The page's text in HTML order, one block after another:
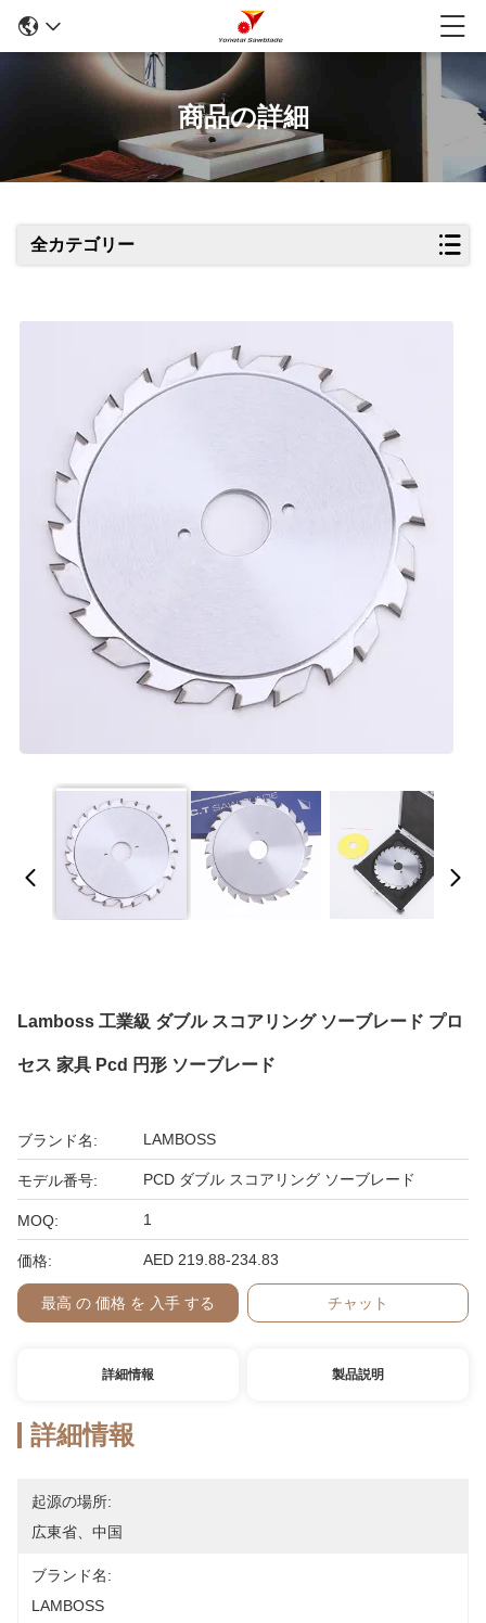
商品の詳細
全カテゴリー
Lamboss 工業級 ダブル スコアリング ソーブレード プロ
セス 家具 Pcd 円形 ソーブレード
ブランド名: LAMBOSS
モデル番号: PCD ダブル スコアリング ソーブレード
MOQ: 1
価格: AED 219.88-234.83
最高 の 価格 を 入手 する チャット
詳細情報 製品説明
詳細情報
起源の場所:
広東省、中国
ブランド名:
LAMBOSS